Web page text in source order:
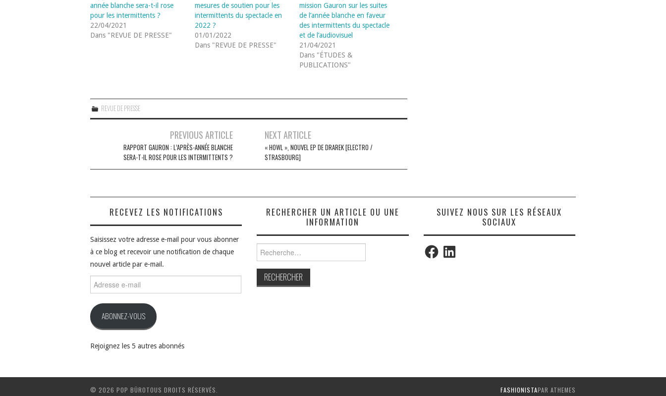
année blanche sera-t-il rose
pour les intermittents ?
22/04/2021
Dans "REVUE DE PRESSE"
mesures de soutien pour les
intermittents du spectacle en
2022 ?
01/01/2022
Dans "REVUE DE PRESSE"
mission Gauron sur les suites
de l’année blanche en faveur
des intermittents du spectacle
et de l’audiovisuel
21/04/2021
Dans "ÉTUDES &
PUBLICATIONS"
REVUE DE PRESSE
PREVIOUS ARTICLE
RAPPORT GAURON : L’APRÈS-ANNÉE BLANCHE
SERA-T-IL ROSE POUR LES INTERMITTENTS ?
NEXT ARTICLE
« HOWL », NOUVEL EP DE DRAREK [ELECTRO /
STRASBOURG]
RECEVEZ LES NOTIFICATIONS
Saisissez votre adresse e-mail pour vous abonner
à ce blog et recevoir une notification de chaque
nouvel article par e-mail.
e-
ABONNEZ-VOUS
Rejoignez les 5 autres abonnés
RECHERCHER UN ARTICLE OU UNE
INFORMATION
SUIVEZ NOUS SUR LES RÉSEAUX
SOCIAUX
FacebookLinkedIn
© 2026 POP BÜROTOUS DROITS RÉSERVÉS. FASHIONISTAPAR ATHEMES